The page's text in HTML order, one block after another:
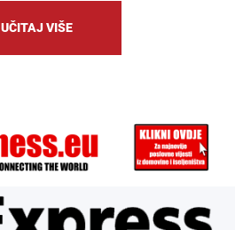
UČITAJ VIŠE